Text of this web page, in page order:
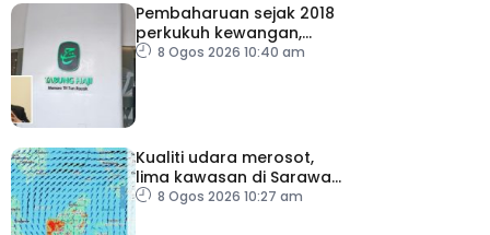
Pembaharuan sejak 2018
perkukuh kewangan,
tadbir urus TH – Pakar
8 Ogos 2026 10:40 am
Kualiti udara merosot,
lima kawasan di Sarawak
catat IPU tidak sihat
8 Ogos 2026 10:27 am